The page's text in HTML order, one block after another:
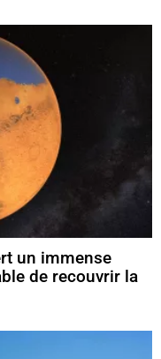
un immense
de recouvrir la